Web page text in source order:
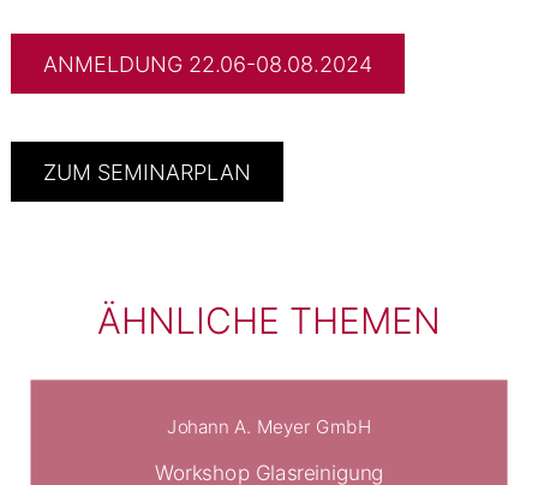
ANMELDUNG 22.06-08.08.2024
ZUM SEMINARPLAN
ÄHNLICHE THEMEN
Johann A. Meyer GmbH
Workshop Glasreinigung